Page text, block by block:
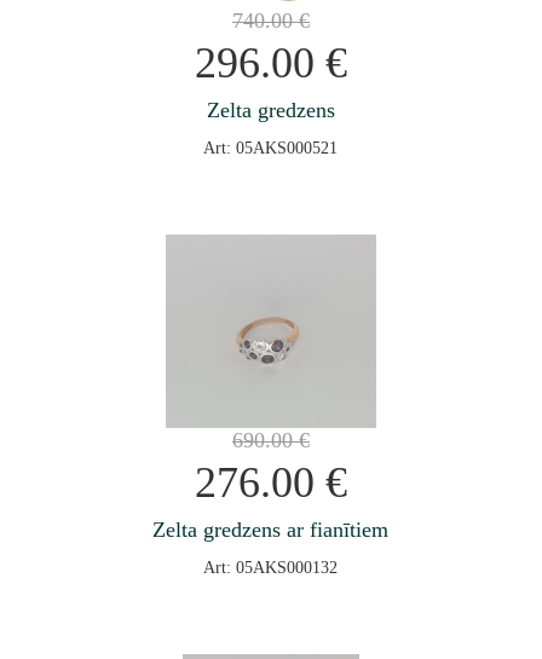
740.00€
296.00 €
Zelta gredzens
Art: 05AKS000521
690.00€
276.00 €
Zelta gredzens ar fianītiem
Art: 05AKS000132